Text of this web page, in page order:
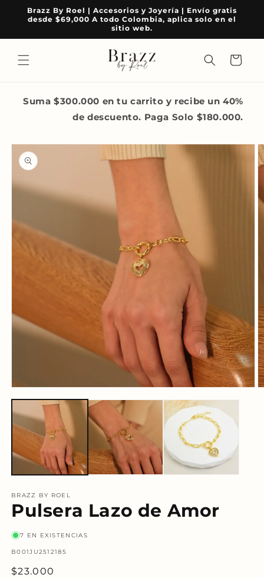
directamente
al contenido
Brazz By Roel | Accesorios y Joyería | Envío gratis
desde $69,000 A todo Colombia, aplica solo en el
sitio web.
Carrito
Suma $300.000 en tu carrito y recibe un 40%
de descuento. Paga Solo $180.000.
directamente
información
elemento
multimedia
en
una
modal
BRAZZ BY ROEL
Pulsera Lazo de Amor
7 EN EXISTENCIAS
SKU:
B001JU2512185
Precio
$23.000